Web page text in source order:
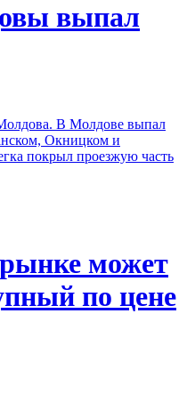
выпал
В Молдове выпал
Окницком и
покрыл проезжую часть
может
по цене